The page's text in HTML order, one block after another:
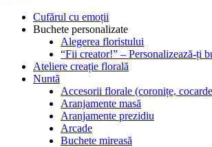
Cufărul cu emoții
Buchete personalizate
Alegerea floristului
“Fii creator!” – Personalizează-ți
Ateliere creație florală
Nuntă
Accesorii florale (coronițe,
Aranjamente masă
Aranjamente prezidiu
Arcade
Buchete mireasă